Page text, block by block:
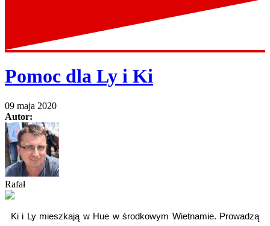
Pomoc dla Ly i Ki
09 maja 2020
Autor:
Rafał
Ki i Ly mieszkają w Hue w środkowym Wietnamie. Prowadzą